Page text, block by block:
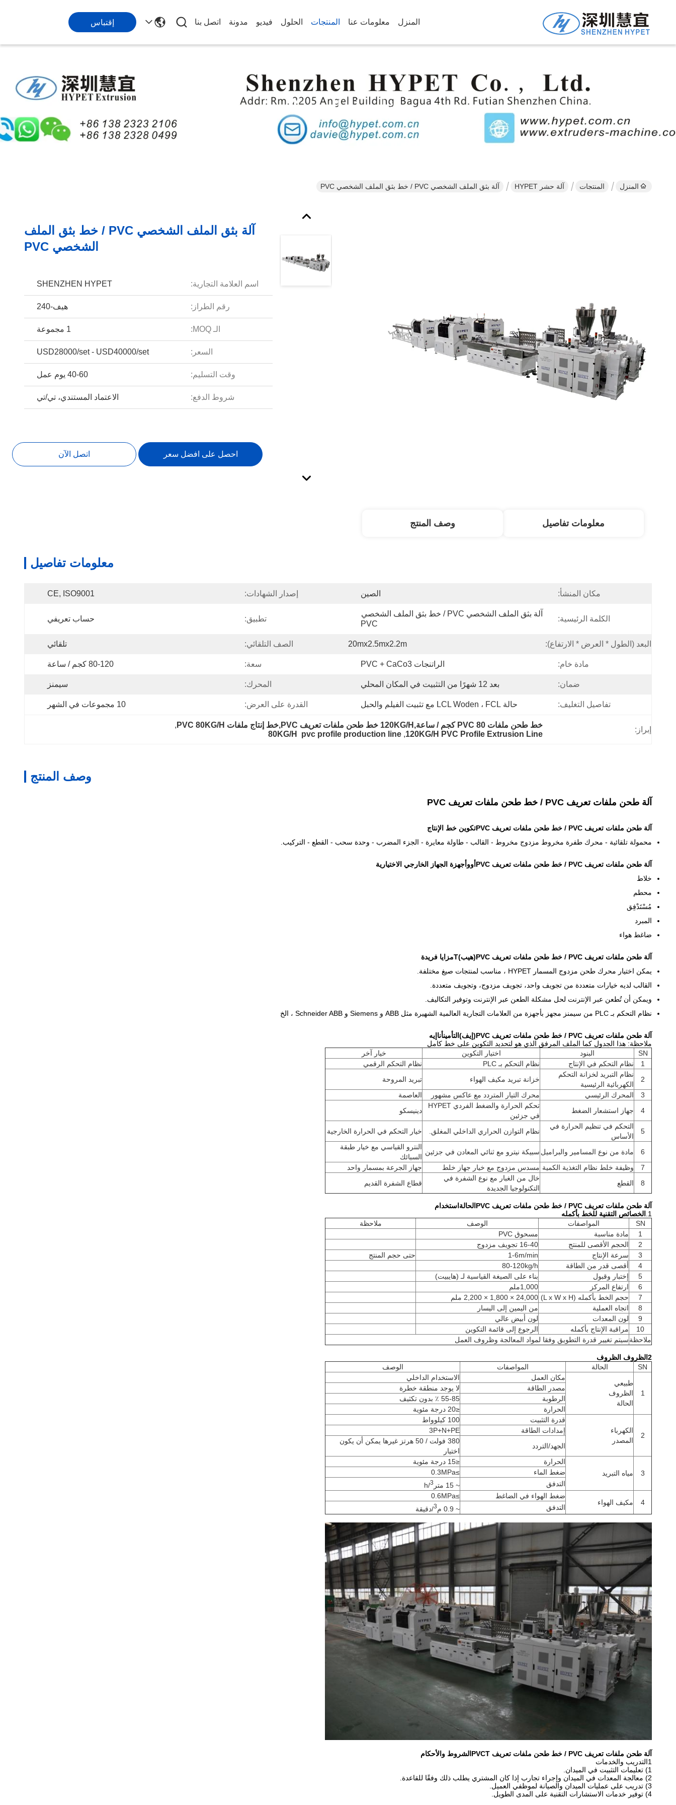
المنزل معلومات عنا المنتجات الحلول فيديو مدونة اتصل بنا إقتباس
تفاصيل المنتجات
المنزل المنتجات آلة حشر HYPET آلة بثق الملف الشخصي PVC / خط بثق الملف الشخصي PVC
آلة بثق الملف الشخصي PVC / خط بثق الملف
الشخصي PVC
اسم العلامة التجارية: SHENZHEN HYPET
رقم الطراز: هيف-240
الـ MOQ: 1 مجموعة
السعر: USD28000/set - USD40000/set
وقت التسليم: 40-60 يوم عمل
شروط الدفع: الاعتماد المستندي، تي/تي
احصل على افضل سعر اتصل الآن
معلومات تفاصيل وصف المنتج
معلومات تفاصيل
مكان المنشأ: الصين إصدار الشهادات: CE, ISO9001
الكلمة الرئيسية:
PVC
تطبيق: حساب تعريفي
البعد (الطول * العرض * الارتفاع): 20mx2.5mx2.2m الصف التلقائي: تلقائي
مادة خام: الراتنجات PVC + CaCo3 سعة: 80-120 كجم / ساعة
ضمان: بعد 12 شهرًا من التثبيت في المكان المحلي المحرك: سيمنز
تفاصيل التغليف: حالة LCL Woden ، FCL مع تثبيت الفيلم والحبل القدرة على العرض: 10 مجموعات في الشهر
إبراز:
خط طحن ملفات PVC 80 كجم / ساعة,120KG/H خط طحن ملفات تعريف PVC,خط إنتاج ملفات PVC 80KG/H
,
120KG/H PVC Profile Extrusion Line
,
80KG/H  pvc profile production line
وصف المنتج
آلة طحن ملفات تعريف PVC / خط طحن ملفات تعريف PVC
آلة طحن ملفات تعريف PVC / خط طحن ملفات تعريف PVC
تكوين خط الإنتاج
محمولة تلقائية - محرك طفرة مخروط مزدوج مخروط - القالب - طاولة معايرة - الجزء المضرب - وحدة سحب - القطع - التركيب.
آلة طحن ملفات تعريف PVC / خط طحن ملفات تعريف PVC أوو أجهزة الجهاز الخارجي الاختيارية
خلاط
محطم
مُسْتَدْفِق
المبرد
ضاغط هواء
آلة طحن ملفات تعريف PVC / خط طحن ملفات تعريف PVC (هيب)Tمزايا فريدة
يمكن اختيار محرك طحن مزدوج المسمار HYPET ، مناسب لمنتجات صيغ مختلفة.
القالب لديه خيارات متعددة من تجويف واحد، تجويف مزدوج، وتجويف متعددة.
ويمكن أن تُطعن عبر الإنترنت لحل مشكلة الطعن عبر الإنترنت وتوفير التكاليف.
نظام التحكم بـ PLC من سيمنز مجهز بأجهزة من العلامات التجارية العالمية الشهيرة مثل ABB و Siemens و Schneider ABB ، الخ
آلة طحن ملفات تعريف PVC / خط طحن ملفات تعريف PVC (إيف) التأمينأنا إيه
ملاحظة: هذا الجدول كما الملف المرفق الذي هو لتحديد التكوين على خط كامل
SN
البنود اختيار التكوين
خيار آخر
1
نظام التحكم في الإنتاج نظام التحكم بـ PLC
نظام التحكم الرقمي
2
نظام التبريد لخزانة التحكم
الكهربائية الرئيسية
خزانة تبريد مكيف الهواء
تبريد المروحة
3
المحرك الرئيسي محرك التيار المتردد مع عاكس مشهور
العاصمة
4
جهاز استشعار الضغط
تحكم الحرارة والضغط الفردي HYPET
في جزئين
دينيسكو
5
التحكم في تنظيم الحرارة في
الأساس
نظام التوازن الحراري الداخلي المغلق. خيار التحكم في الحرارة الخارجية
6 مادة من نوع المسامير والبراميل سبيكة نيترو مع ثنائي المعادن في جزئين
النترو القياسي مع خيار طبقة
السبائك
7
وظيفة خلط نظام التغذية الكمية مسدس مزدوج مع خيار جهاز خلط
جهاز الجرعة بمسمار واحد
8
القطع
خال من الغبار مع نوع الشفرة في
التكنولوجيا الجديدة
قطاع الشفرة القديم
آلة طحن ملفات تعريف PVC / خط طحن ملفات تعريف PVC الحالة استخدام
1. الخصائص التقنية للخط بأكمله
SN
المواصفات الوصف
ملاحظة
1
مادة مناسبة
مسحوق PVC
2
الحجم الأقصى للمنتج
16-40 تجويف مزدوج
3
سرعة الإنتاج 1-6m/min
حتى حجم المنتج
4
أقصى قدر من الطاقة
80-120kg/h
5
إختبار وقبول
بناء على الصيغة القياسية لـ (هايبيت)
6
ارتفاع المركز
1,000ملم
7
حجم الخط بأكمله (L x W x H)
24,000 × 1,800 × 2,200 ملم
8
اتجاه العملية
من اليمين إلى اليسار
9
لون المعدات
لون أبيض عالي
10
مراقبة الإنتاج بأكمله
الرجوع إلى قائمة التكوين
ملاحظةسيتم تغيير قدرة التطويق وفقا لمواد المعالجة وظروف العمل
2الظروف الظروف
SN
الحالة المواصفات الوصف
1
طبيعي
الظروف
الحالة
مكان العمل
الاستخدام الداخلي
مصدر الطاقة
لا يوجد منطقة خطرة
الرطوبة
55-85 ٪ بدون تكثيف
الحرارة
≤20 درجة مئوية
2
الكهرباء
المصدر
قدرة التثبيت
100 كيلوواط
إمدادات الطاقة
3P+N+PE
الجهد/التردد
380 فولت / 50 هرتز غيرها يمكن أن يكون
اختيار
3 مياه التبريد
الحرارة
≤15 درجة مئوية
ضغط الماء
≥0.3MPa
التدفق
~ 15 متر 3
/h
4 مكيف الهواء
ضغط الهواء في الضاغط
≥0.6MPa
التدفق
~ 0.9 م 3/دقيقة
آلة طحن ملفات تعريف PVC / خط طحن ملفات تعريف PVC T
الشروط والأحكام
1التدريب والخدمات
1) تعليمات التثبيت في الميدان.
2) معالجة المعدات في الميدان وإجراء تجارب إذا كان المشتري يطلب ذلك وفقًا للقاعدة.
3) تدريب على عمليات الميدان والصيانة لموظفي العميل.
4) توفير خدمات الاستشارات التقنية على المدى الطويل.